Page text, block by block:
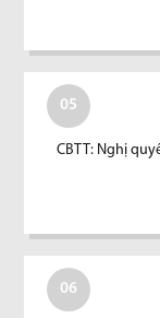
05
CBTT: Nghị
06